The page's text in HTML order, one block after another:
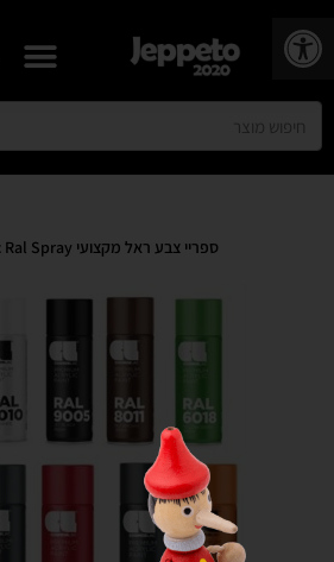
פתח סרגל נגישות
ספריי צבע ראל מקצועי Cosmos Lac Ral Spray